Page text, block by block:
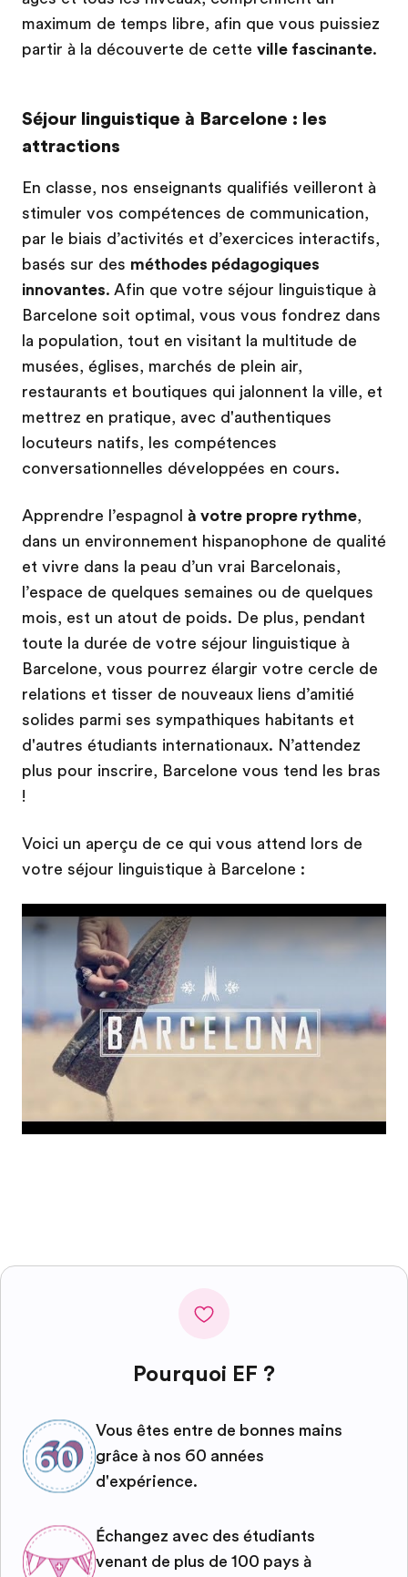
maximum de temps libre, afin que vous puissiez
partir à la découverte de cette ville fascinante.
Séjour linguistique à Barcelone : les
attractions
En classe, nos enseignants qualifiés veilleront à
stimuler vos compétences de communication,
par le biais d’activités et d’exercices interactifs,
basés sur des méthodes pédagogiques
innovantes. Afin que votre séjour linguistique à
Barcelone soit optimal, vous vous fondrez dans
la population, tout en visitant la multitude de
musées, églises, marchés de plein air,
restaurants et boutiques qui jalonnent la ville, et
mettrez en pratique, avec d'authentiques
locuteurs natifs, les compétences
conversationnelles développées en cours.
Apprendre l’espagnol à votre propre rythme,
dans un environnement hispanophone de qualité
et vivre dans la peau d’un vrai Barcelonais,
l’espace de quelques semaines ou de quelques
mois, est un atout de poids. De plus, pendant
toute la durée de votre séjour linguistique à
Barcelone, vous pourrez élargir votre cercle de
relations et tisser de nouveaux liens d’amitié
solides parmi ses sympathiques habitants et
d'autres étudiants internationaux. N’attendez
plus pour inscrire, Barcelone vous tend les bras
!
Voici un aperçu de ce qui vous attend lors de
votre séjour linguistique à Barcelone :
Play
Pourquoi EF ?
Vous êtes entre de bonnes mains
grâce à nos 60 années
d'expérience.
Échangez avec des étudiants
venant de plus de 100 pays à